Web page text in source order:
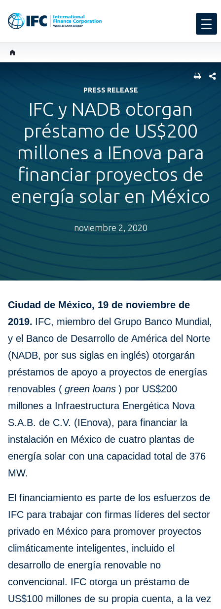
PRESS RELEASE
IFC y NADB otorgan
préstamo de US$200
millones a IEnova para
financiar proyectos de
energía solar en México
noviembre 2, 2020
Ciudad de México, 19 de noviembre de
2019. IFC, miembro del Grupo Banco Mundial,
y el Banco de Desarrollo de América del Norte
(NADB, por sus siglas en inglés) otorgarán
préstamos de apoyo a proyectos de energías
renovables ( green loans ) por US$200
millones a Infraestructura Energética Nova
S.A.B. de C.V. (IEnova), para financiar la
instalación en México de cuatro plantas de
energía solar con una capacidad total de 376
MW.
El financiamiento es parte de los esfuerzos de
IFC para trabajar con firmas líderes del sector
privado en México para promover proyectos
climáticamente inteligentes, incluido el
desarrollo de energía renovable no
convencional. IFC otorga un préstamo de
US$100 millones de su propia cuenta, a la vez